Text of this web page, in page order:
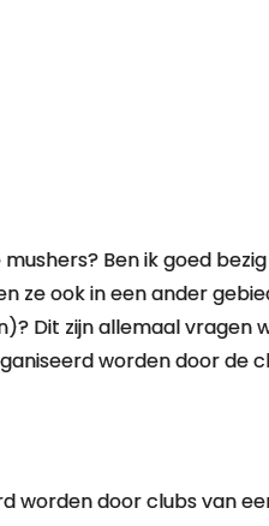
Ben ik goed
ze ook in een ander
Dit zijn allemaal vragen
worden door de
worden door clubs van